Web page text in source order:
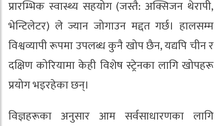
प्रारम्भिक स्वास्थ्य सहयोग (जस्तै: अक्सिजन थेरापी,
भेन्टिलेटर) ले ज्यान जोगाउन मद्दत गर्छ। हालसम्म
विश्वव्यापी रूपमा उपलब्ध कुनै खोप छैन, यद्यपि चीन र
दक्षिण कोरियामा केही विशेष स्ट्रेनका लागि खोपहरू
प्रयोग भइरहेका छन्।
विज्ञहरूका अनुसार आम सर्वसाधारणका लागि